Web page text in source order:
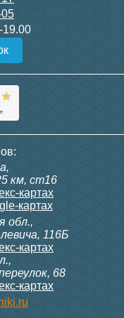
ITT.080.200.1000
GRILL.SGW-20-
ITT.080.200.900 с
GRILL.SGA-20-
Подробнее
(врезной - квадр.
9 700
19.00
км, ст16
картах
картах
обл.,
116Б
картах
68
картах